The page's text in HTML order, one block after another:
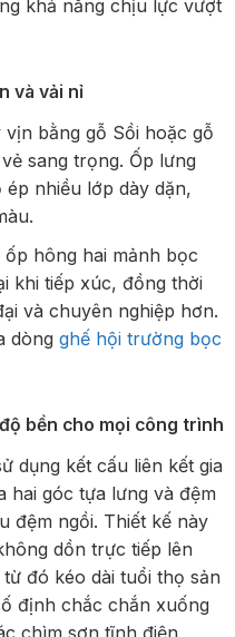
khả năng chịu lực vượt
và vải nỉ
vịn bằng gỗ Sồi hoặc gỗ
sang trọng. Ốp lưng
nhiều lớp dày dặn,
ốp hông hai mảnh bọc
khi tiếp xúc, đồng thời
và chuyên nghiệp hơn.
dòng ghế hội trường bọc
bền cho mọi công trình
dụng kết cấu liên kết gia
hai góc tựa lưng và đệm
đệm ngồi. Thiết kế này
dồn trực tiếp lên
đó kéo dài tuổi thọ sản
định chắc chắn xuống